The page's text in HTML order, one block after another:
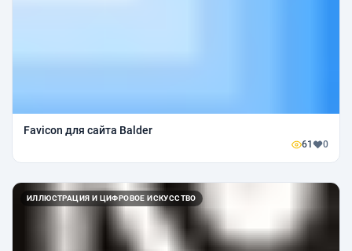
Favicon для сайта Balder
61 0
ИЛЛЮСТРАЦИЯ И ЦИФРОВОЕ ИСКУССТВО